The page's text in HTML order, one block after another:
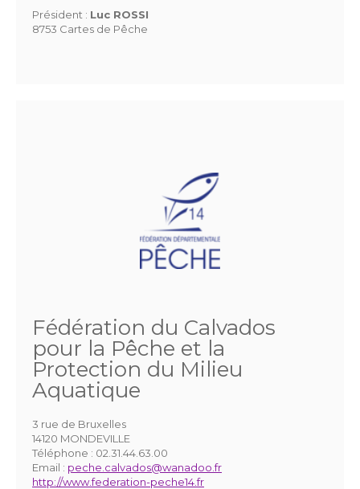
Président : Luc ROSSI
8753 Cartes de Pêche
Fédération du Calvados
pour la Pêche et la
Protection du Milieu
Aquatique
3 rue de Bruxelles
14120 MONDEVILLE
Téléphone : 02.31.44.63.00
Email : peche.calvados@wanadoo.fr
http://www.federation-peche14.fr